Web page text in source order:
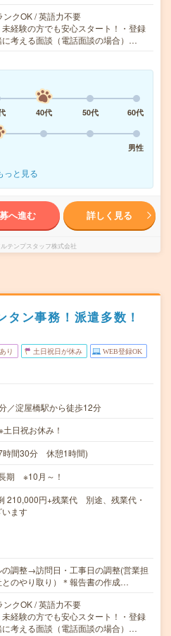
クOK / 英語力不要
経験の方でも安心スタート！・登録
考える面談（電話面談の場合）…
40代 50代
60代
男性
っと見る
へ進む 詳しく見る
テンプスタッフ株式会社
ン事務！派遣多数！
り 土日祝日が休み WEB登録OK
／淀屋橋駅から徒歩12分
日祝お休み！
時間30分 休憩1時間)
期 ※10月～！
210,000円+残業代 別途、残業代・
ます
の調整→訪問日・工事日の調整(営業担
とのやり取り）＊報告書の作成…
クOK / 英語力不要
経験の方でも安心スタート！・登録
考える面談（電話面談の場合）…